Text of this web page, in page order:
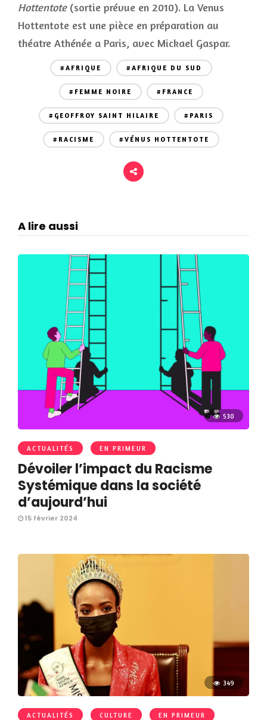
Hottentote(sortie prévue en 2010). La Venus
Hottentote est une pièce en préparation au
théatre Athénée a Paris, avec Mickael Gaspar.
#AFRIQUE #AFRIQUE DU SUD
#FEMME NOIRE #FRANCE
#GEOFFROY SAINT HILAIRE #PARIS
#RACISME #VÉNUS HOTTENTOTE
A lire aussi
530
ACTUALITÉS EN PRIMEUR
Dévoiler l’impact du Racisme
Systémique dans la société
d’aujourd’hui
15 février 2024
349
ACTUALITÉS CULTURE EN PRIMEUR